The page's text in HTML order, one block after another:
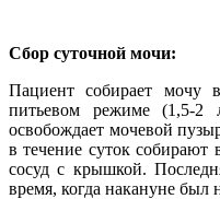
Сбор суточной мочи:
Пациент собирает мочу
питьевом режиме (1,5-
освобождает мочевой
в течение суток
сосуд с крышкой.
время, когда накануне был